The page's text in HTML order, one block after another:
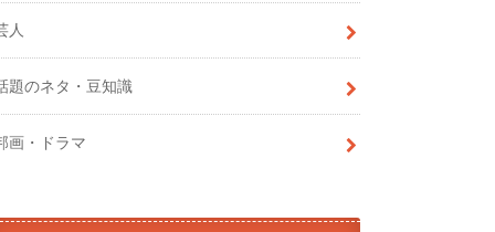
人
題のネタ・豆知識
画・ドラマ